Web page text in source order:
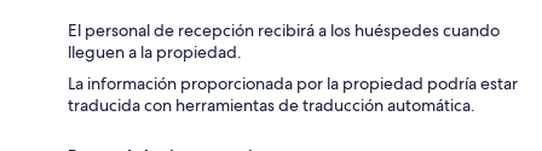
El personal de recepción recibirá a los huéspedes cuando
lleguen a la propiedad.
La información proporcionada por la propiedad podría estar
traducida con herramientas de traducción automática.